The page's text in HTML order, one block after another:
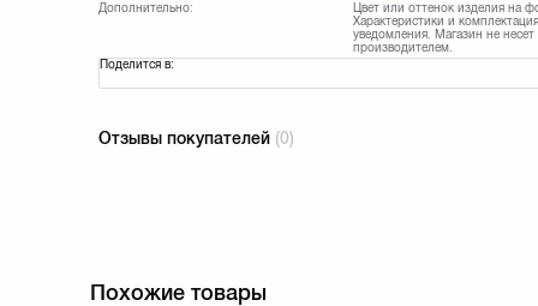
Дополнительно:
Цвет или оттенок изделия на
Характеристики и
уведомления. Магазин не
производителем.
Поделится в:
Отзывы покупателей (0)
Похожие товары